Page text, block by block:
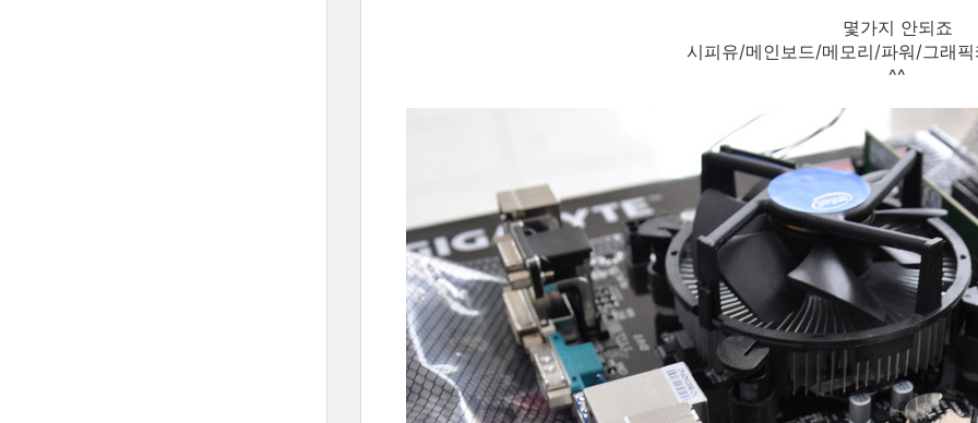
몇가지 안되죠
시피유/메인보드/메모리/파워/그래
^^